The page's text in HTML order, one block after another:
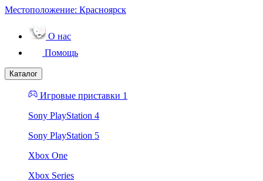
Местоположение: Красноярск
О нас
Помощь
Каталог
Игровые приставки 1
Sony PlayStation 4
Sony PlayStation 5
Xbox One
Xbox Series